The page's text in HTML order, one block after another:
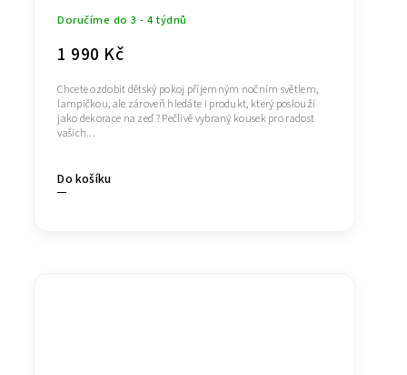
Doručíme do 3 - 4 týdnů
1 990 Kč
Do košíku
Chcete ozdobit dětský pokoj příjemným nočním světlem,
lampičkou, ale zároveň hledáte i produkt, který poslouží
jako dekorace na zeď ? Pečlivě vybraný kousek pro radost
vašich...